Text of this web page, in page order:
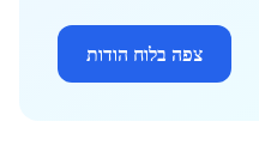
צפה בלוח הודות